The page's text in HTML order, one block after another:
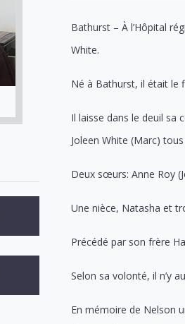
Bathurst – À l’Hôpital
White.
Né à Bathurst, il était le
Il laisse dans le deuil sa
Joleen White (Marc)
Deux sœurs: Anne Roy
Une nièce, Natasha et
Précédé par son frère
Selon sa volonté, il n’y
En mémoire de Nelson